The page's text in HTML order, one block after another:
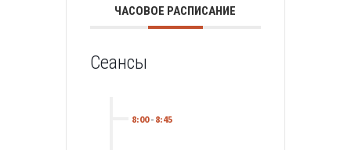
ЧАСОВОЕ РАСПИСАНИЕ
Сеансы
8:00- 8:45